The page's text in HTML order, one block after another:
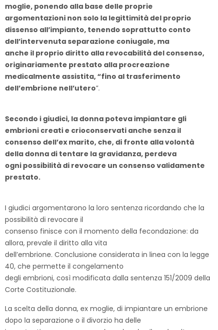
moglie, ponendo alla base delle proprie
argomentazioni non solo la legittimità del proprio
dissenso all’impianto, tenendo soprattutto conto
dell’intervenuta separazione coniugale, ma
anche il proprio diritto alla revocabilità del consenso,
originariamente prestato alla procreazione
medicalmente assistita, “fino al trasferimento
dell’embrione nell’utero”.
Secondo i giudici, la donna poteva impiantare gli
embrioni creati e crioconservati anche senza il
consenso dell’ex marito, che, di fronte alla volontà
della donna di tentare la gravidanza, perdeva
ogni possibilità di revocare un consenso validamente
prestato.
I giudici argomentarono la loro sentenza ricordando che la
possibilità di revocare il
consenso finisce con il momento della fecondazione: da
allora, prevale il diritto alla vita
dell’embrione. Conclusione considerata in linea con la legge
40, che permette il congelamento
degli embrioni, così modificata dalla sentenza 151/2009 della
Corte Costituzionale.
La scelta della donna, ex moglie, di impiantare un embrione
dopo la separazione o il divorzio ha delle